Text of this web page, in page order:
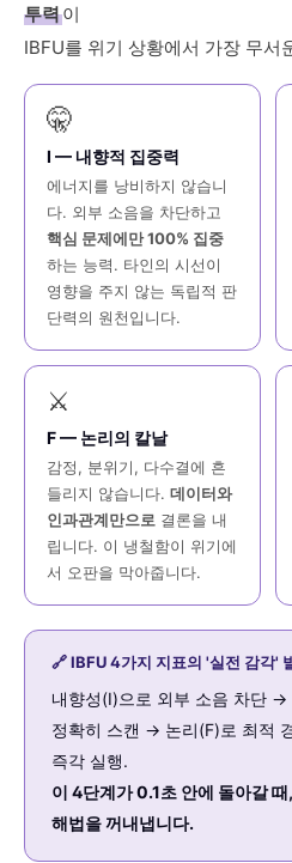
투력이
IBFU를 위기 상황에서 가장 무서
🤫
I — 내향적 집중력
에너지를 낭비하지 않습니
다. 외부 소음을 차단하고
핵심 문제에만 100% 집중
하는 능력. 타인의 시선이
영향을 주지 않는 독립적 판
단력의 원천입니다.
⚔️
F — 논리의 칼날
감정, 분위기, 다수결에 흔
들리지 않습니다. 데이터와
인과관계만으로 결론을 내
립니다. 이 냉철함이 위기에
서 오판을 막아줍니다.
🔗 IBFU 4가지 지표의 '실전 감각'
내향성(I)으로 외부 소음 차단 →
정확히 스캔 → 논리(F)로 최적
즉각 실행.
이 4단계가 0.1초 안에 돌아갈
해법을 꺼내냅니다.